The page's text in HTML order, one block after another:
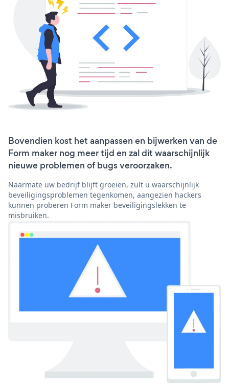
Bovendien kost het aanpassen en bijwerken van de
Form maker nog meer tijd en zal dit waarschijnlijk
nieuwe problemen of bugs veroorzaken.
Naarmate uw bedrijf blijft groeien, zult u waarschijnlijk
beveiligingsproblemen tegenkomen, aangezien hackers
kunnen proberen Form maker beveiligingslekken te
misbruiken.